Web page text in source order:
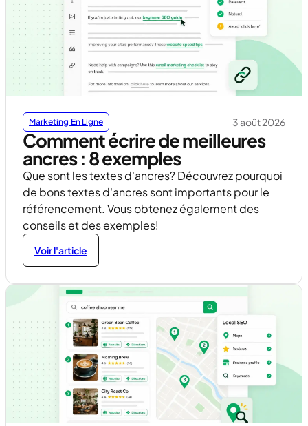
Marketing En Ligne 3 août 2026
Comment écrire de meilleures
ancres : 8 exemples
Que sont les textes d'ancres? Découvrez pourquoi
de bons textes d'ancres sont importants pour le
référencement. Vous obtenez également des
conseils et des exemples!
Voir l'article